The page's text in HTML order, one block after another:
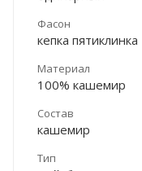
Фасон
кепка пятиклинка
Материал
100% кашемир
Состав
кашемир
Тип